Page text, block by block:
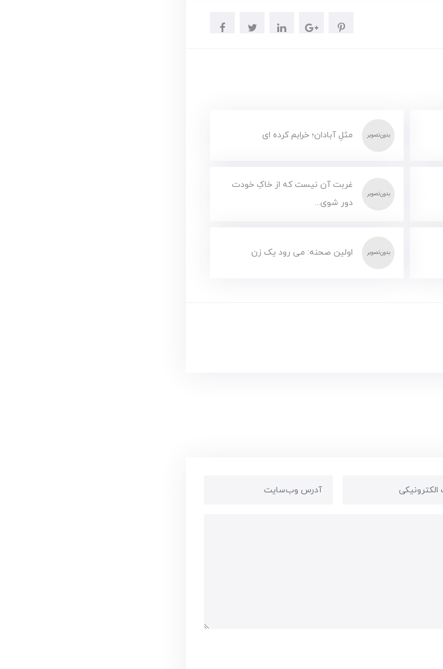
مثلِ آبادان؛ خرابم کرده ای
غربت آن نیست که از خاکِ خودت
دور شوی...
اولین صحنه: می رود یک زن